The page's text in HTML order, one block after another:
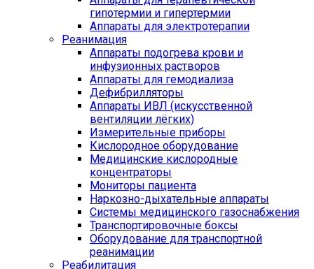
гипотермии и гипертермии
Аппараты для электротерапии
Реанимация
Аппараты подогрева крови и
инфузионных растворов
Аппараты для гемодиализа
Дефибрилляторы
Аппараты ИВЛ (искусственной
вентиляции лёгких)
Измерительные приборы
Кислородное оборудование
Медицинские кислородные
концентраторы
Мониторы пациента
Наркозно-дыхательные аппараты
Системы медицинского газоснабжения
Транспортировочные боксы
Оборудование для транспортной
реанимации
Реабилитация